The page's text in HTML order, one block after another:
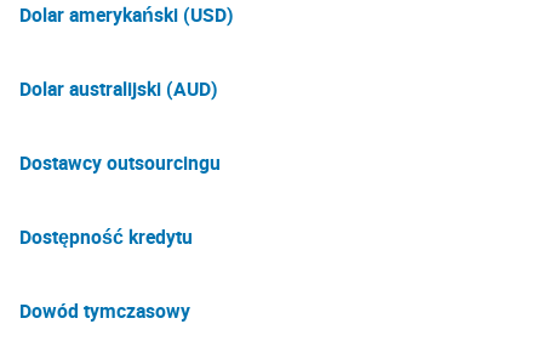
Dolar amerykański (USD)
Dolar australijski (AUD)
Dostawcy outsourcingu
Dostępność kredytu
Dowód tymczasowy